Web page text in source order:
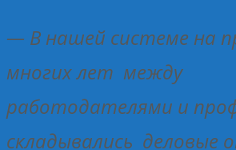
— В нашей системе на
многих лет между
работодателями и
складывались деловые